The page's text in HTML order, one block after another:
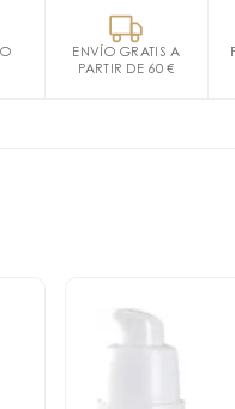
luce más joven.
CETYL ALCOHOL,
NIACINAMIDE,
LECITHIN,
ENVÍO GRATIS A
PARTIR DE 60 €